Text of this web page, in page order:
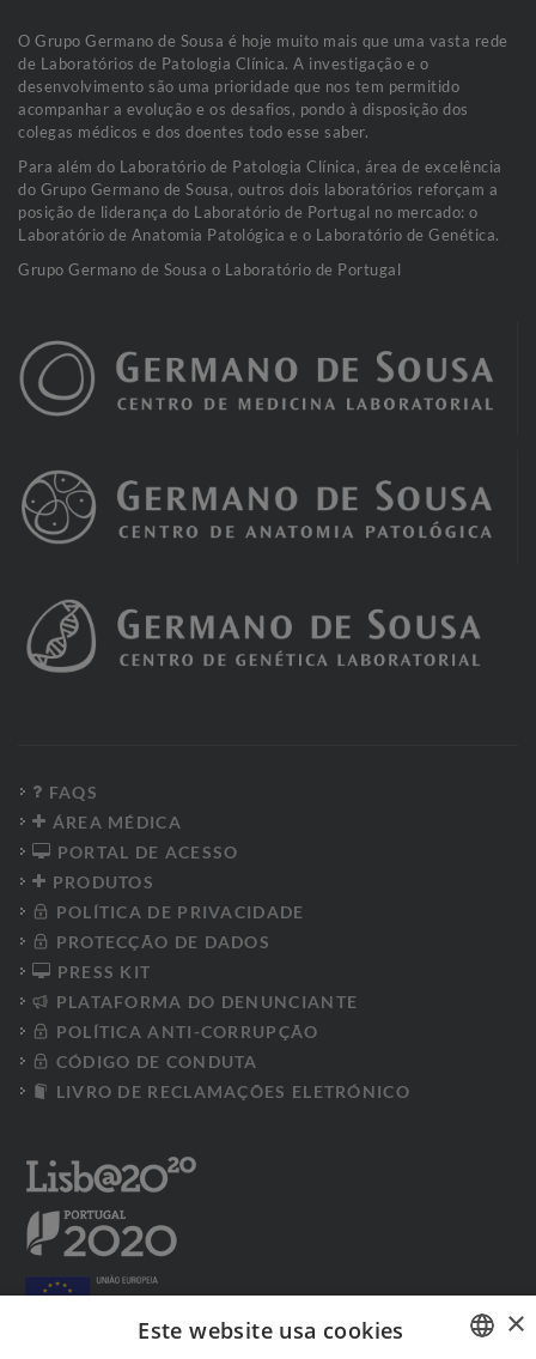
O Grupo Germano de Sousa é hoje muito mais que uma vasta rede
de Laboratórios de Patologia Clínica. A investigação e o
desenvolvimento são uma prioridade que nos tem permitido
acompanhar a evolução e os desafios, pondo à disposição dos
colegas médicos e dos doentes todo esse saber.
Para além do Laboratório de Patologia Clínica, área de excelência
do Grupo Germano de Sousa, outros dois laboratórios reforçam a
posição de liderança do Laboratório de Portugal no mercado: o
Laboratório de Anatomia Patológica e o Laboratório de Genética.
Grupo Germano de Sousa o Laboratório de Portugal
FAQS
ÁREA MÉDICA
PORTAL DE ACESSO
PRODUTOS
POLÍTICA DE PRIVACIDADE
PROTECÇÃO DE DADOS
PRESS KIT
PLATAFORMA DO DENUNCIANTE
POLÍTICA ANTI-CORRUPÇÃO
CÓDIGO DE CONDUTA
LIVRO DE RECLAMAÇÕES ELETRÓNICO
×
Este website usa cookies